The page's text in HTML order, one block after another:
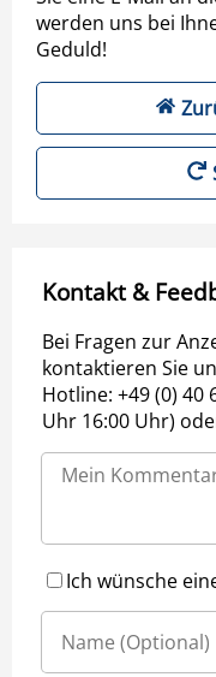
werden uns bei
Geduld!
Kontakt &
Bei Fragen zur
kontaktieren Sie
Hotline: +49 (0) 40
Uhr 16:00 Uhr)
Ich wünsche